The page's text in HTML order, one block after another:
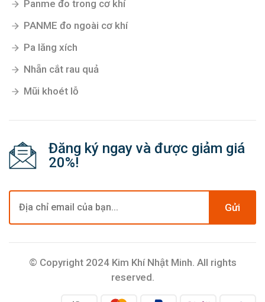
Panme đo trong cơ khí
PANME đo ngoài cơ khí
Pa lăng xích
Nhẵn cắt rau quả
Mũi khoét lỗ
Đăng ký ngay và được giảm giá
20%!
Gửi
© Copyright 2024 Kim Khí Nhật Minh. All rights
reserved.